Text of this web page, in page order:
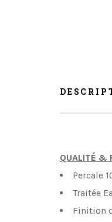
QUALITÉ &
Percale
Traitée
Finition